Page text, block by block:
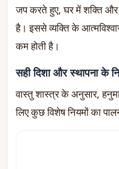
जप करते हुए, घर में शक्ति और
है। इससे व्यक्ति के
कम होती है।
सही दिशा और स्थापना के
वास्तु शास्त्र के अनुसार,
लिए कुछ विशेष नियमों का